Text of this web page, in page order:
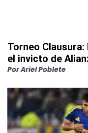
Torneo
el invicto de
PorAriel Poblete